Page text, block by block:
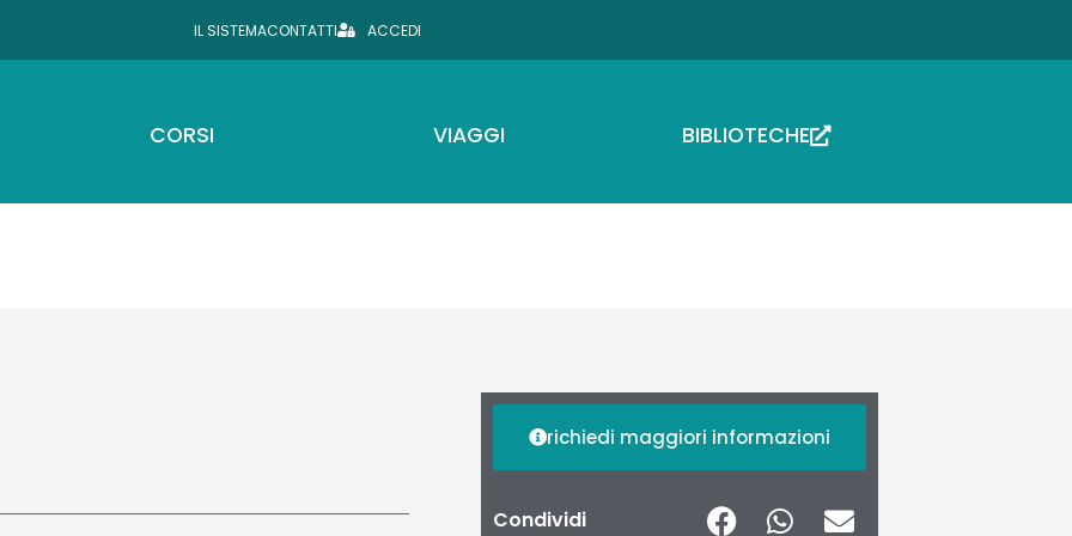
IL SISTEMACONTATTI ACCEDI
CORSI VIAGGI BIBLIOTECHE
richiedi maggiori informazioni
Condividi